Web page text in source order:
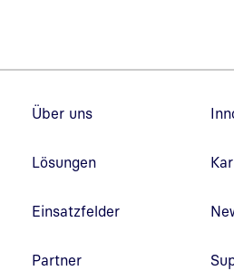
Über uns
Lösungen
Einsatzfelder
Partner